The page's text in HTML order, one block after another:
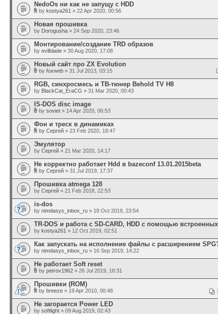
NedoOs ни как не запущу с HDD
by kostya261 » 22 Apr 2020, 00:56
Новая прошивка
by Dorogusha » 24 Sep 2020, 23:46
Монтирование/создание TRD образов
by evilblade » 30 Aug 2020, 17:08
Новый сайт про ZX Evolution
by foxweb » 31 Jul 2013, 03:15
RGB, синхросмесь и ТВ-тюнер Behold TV H8
by BlackCat_EraCG » 31 Mar 2020, 00:43
IS-DOS disc image
by soviet » 14 Apr 2020, 06:53
Фон и треск в динамиках
by Сергей » 23 Feb 2020, 18:47
Эмулятор
by Сергей » 21 Mar 2020, 14:17
Не корректно работает Hdd в bazeconf 13.01.2015beta
by Сергей » 31 Jul 2019, 17:37
Прошивка atmega 128
by Сергей » 21 Feb 2018, 22:53
is-dos
by nimdasys_inbox_ru » 18 Oct 2019, 23:54
TR-DOS и работа с SD-CARD, HDD c помощью
by kostya261 » 12 Oct 2019, 02:51
Как запускать на исполнение файлы с расширением
by nimdasys_inbox_ru » 16 Sep 2019, 14:22
Не работает Soft reset
by petrov1962 » 26 Jul 2019, 18:31
Прошивки (ROM)
by breeze » 19 Apr 2010, 00:48
Не загорается Power LED
by softlight » 09 Aug 2019, 02:43